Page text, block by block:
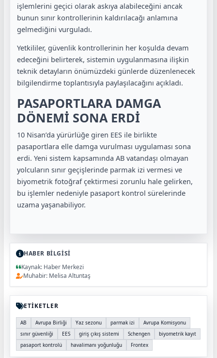
işlemlerini geçici olarak askıya alabileceğini ancak
bunun sınır kontrollerinin kaldırılacağı anlamına
gelmediğini vurguladı.
Yetkililer, güvenlik kontrollerinin her koşulda devam
edeceğini belirterek, sistemin uygulanmasına ilişkin
teknik detayların önümüzdeki günlerde düzenlenecek
bilgilendirme toplantısıyla paylaşılacağını açıkladı.
PASAPORTLARA DAMGA
DÖNEMİ SONA ERDİ
10 Nisan’da yürürlüğe giren EES ile birlikte
pasaportlara elle damga vurulması uygulaması sona
erdi. Yeni sistem kapsamında AB vatandaşı olmayan
yolcuların sınır geçişlerinde parmak izi vermesi ve
biyometrik fotoğraf çektirmesi zorunlu hale gelirken,
bu işlemler nedeniyle pasaport kontrol sürelerinde
uzama yaşanabiliyor.
HABER BİLGİSİ
Kaynak: Haber Merkezi
Muhabir: Melisa Altuntaş
ETİKETLER
AB Avrupa Birliği Yaz sezonu parmak izi
Avrupa Komisyonu
sınır güvenliği
EES giriş çıkış sistemi Schengen
biyometrik kayıt
pasaport kontrolü
havalimanı yoğunluğu Frontex